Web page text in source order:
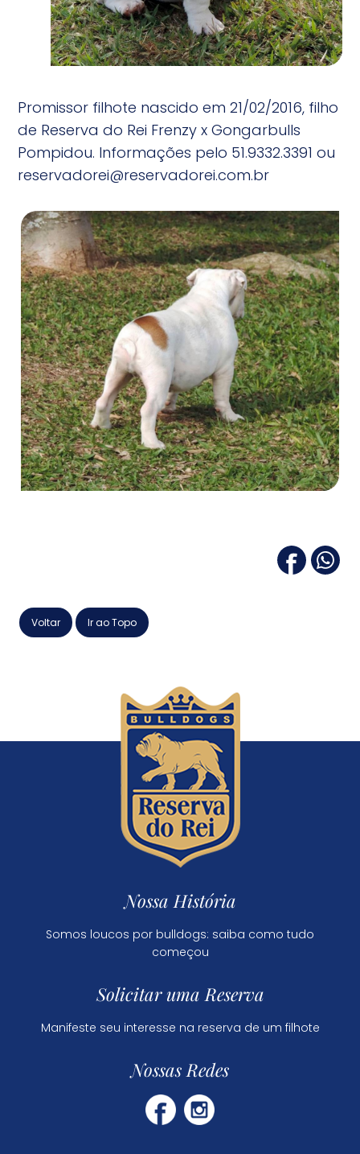
Promissor filhote nascido em 21/02/2016, filho
de Reserva do Rei Frenzy x Gongarbulls
Pompidou. Informações pelo 51.9332.3391 ou
reservadorei@reservadorei.com.br
Voltar Ir ao Topo
Nossa História
Somos loucos por bulldogs: saiba como tudo
começou
Solicitar uma Reserva
Manifeste seu interesse na reserva de um filhote
Nossas Redes